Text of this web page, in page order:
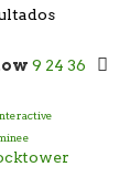
9 24 36